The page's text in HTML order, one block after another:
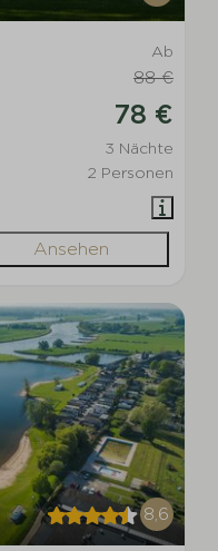
Ab
88 €
78 €
3 Nächte
2 Personen
Ansehen
8,6